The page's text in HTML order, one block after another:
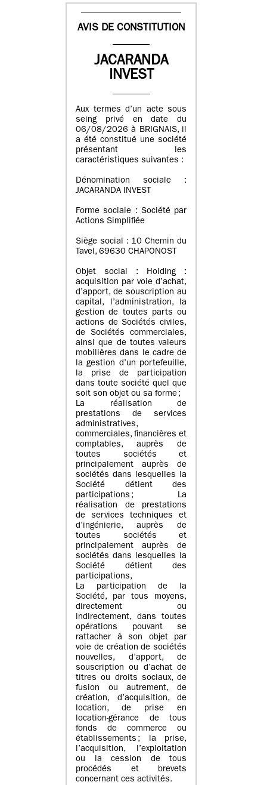
AVIS DE CONSTITUTION
JACARANDA
INVEST
Aux termes d’un acte sous
seing privé en date du
06/08/2026 à BRIGNAIS, il
a été constitué une société
présentant les
caractéristiques suivantes :
Dénomination sociale :
JACARANDA INVEST
Forme sociale : Société par
Actions Simplifiée
Siège social : 10 Chemin du
Tavel, 69630 CHAPONOST
Objet social : Holding :
acquisition par voie d’achat,
d’apport, de souscription au
capital, l’administration, la
gestion de toutes parts ou
actions de Sociétés civiles,
de Sociétés commerciales,
ainsi que de toutes valeurs
mobilières dans le cadre de
la gestion d’un portefeuille,
la prise de participation
dans toute société quel que
soit son objet ou sa forme ;
La réalisation de
prestations de services
administratives,
commerciales, financières et
comptables, auprès de
toutes sociétés et
principalement auprès de
sociétés dans lesquelles la
Société détient des
participations ; La
réalisation de prestations
de services techniques et
d’ingénierie, auprès de
toutes sociétés et
principalement auprès de
sociétés dans lesquelles la
Société détient des
participations,
La participation de la
Société, par tous moyens,
directement ou
indirectement, dans toutes
opérations pouvant se
rattacher à son objet par
voie de création de sociétés
nouvelles, d’apport, de
souscription ou d’achat de
titres ou droits sociaux, de
fusion ou autrement, de
création, d’acquisition, de
location, de prise en
location-gérance de tous
fonds de commerce ou
établissements ; la prise,
l’acquisition, l’exploitation
ou la cession de tous
procédés et brevets
concernant ces activités.